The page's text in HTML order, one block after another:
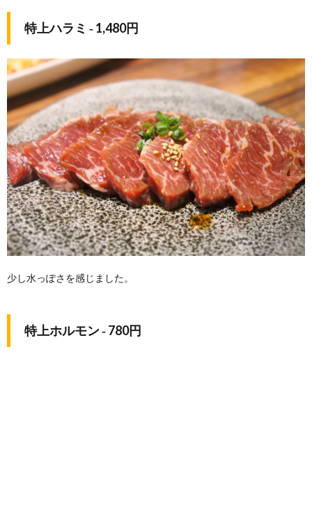
特上ハラミ ‐ 1,480円
少し水っぽさを感じました。
特上ホルモン ‐ 780円